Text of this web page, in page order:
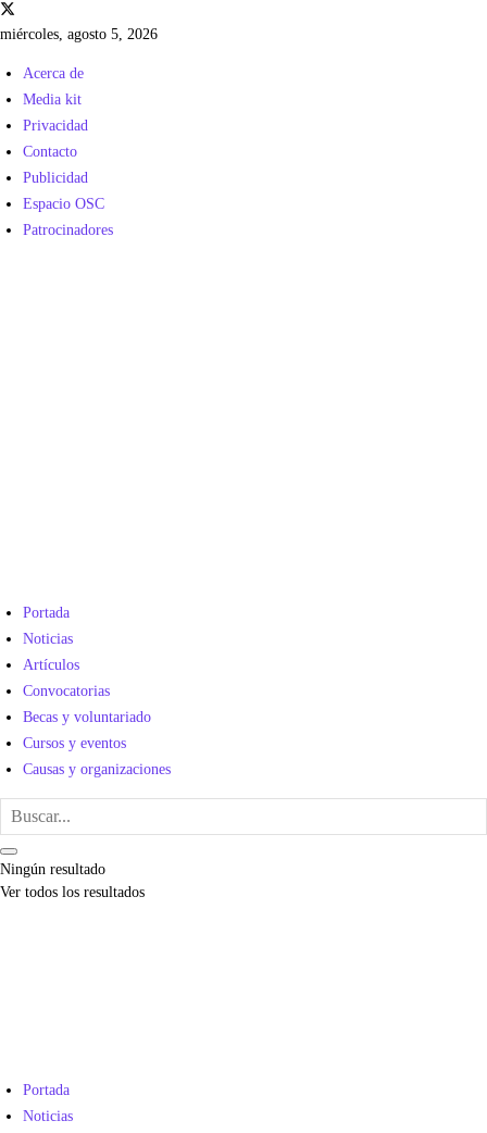
miércoles, agosto 5, 2026
Acerca de
Media kit
Privacidad
Contacto
Publicidad
Espacio OSC
Patrocinadores
Portada
Noticias
Artículos
Convocatorias
Becas y voluntariado
Cursos y eventos
Causas y organizaciones
Ningún resultado
Ver todos los resultados
Portada
Noticias